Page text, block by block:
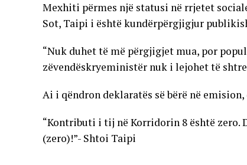
Mexhiti përmes një statusi në rrjetet
Sot, Taipi i është kundërpërgjigjur
“Nuk duhet të më përgjigjet mua, por
zëvendëskryeministër nuk i lejohet të
Ai i qëndron deklaratës së bërë në
“Kontributi i tij në Korridorin 8 është zero.
(zero)!”- Shtoi Taipi